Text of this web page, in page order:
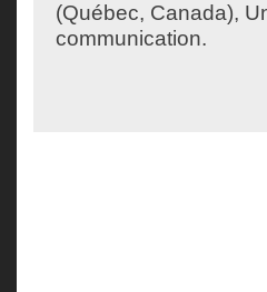
(Québec, Canada),
communication.